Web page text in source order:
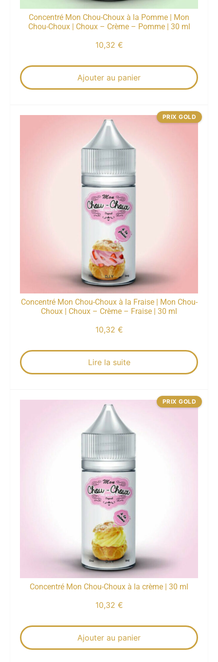
Concentré Mon Chou-Choux à la Pomme | Mon
Chou-Choux | Choux – Crème – Pomme | 30 ml
10,32 €
Ajouter au panier
Concentré Mon Chou-Choux à la Fraise | Mon Chou-
Choux | Choux – Crème – Fraise | 30 ml
10,32 €
Lire la suite
PRIX GOLD
Concentré Mon Chou-Choux à la crème | 30 ml
10,32 €
Ajouter au panier
PRIX GOLD